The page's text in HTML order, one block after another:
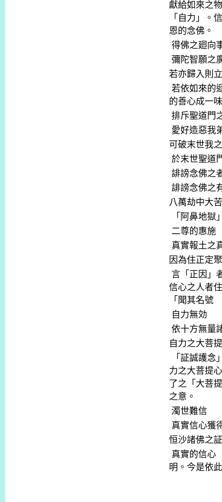
獻給如來之
「自力」。
恩的念佛。
得佛之廻向
彌陀智願之
若亦歸入則
若依如來的
的善心成一
排斥聖道門
愛好造惡我
可破末世我
於末世聖道
誹謗念佛之
誹謗念佛之
八萬劫中大
「阿鼻地
二尊的惠施
真實報土之
因為住正定
言「正因」
信心之人者
「聞其名號
自力無効
依十方無量
自力之大菩
「証誠護
力之大菩提
了之「大菩
之意。
濁世難信
真實信心獲
恒沙諸佛之
真實的信心
明。今是依